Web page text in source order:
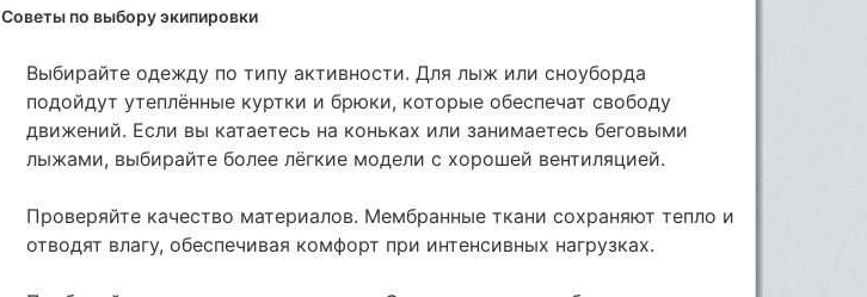
Советы по выбору экипировки
Выбирайте одежду по типу активности. Для лыж или сноуборда
подойдут утеплённые куртки и брюки, которые обеспечат свободу
движений. Если вы катаетесь на коньках или занимаетесь беговыми
лыжами, выбирайте более лёгкие модели с хорошей вентиляцией.
Проверяйте качество материалов. Мембранные ткани сохраняют тепло и
отводят влагу, обеспечивая комфорт при интенсивных нагрузках.